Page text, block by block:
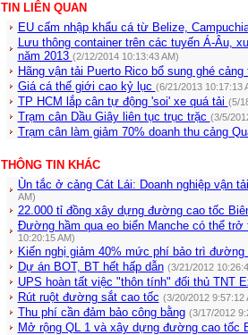
TIN LIÊN QUAN
EU cấm nhập khẩu cá từ Belize,
Lưu thông container trên các tuyến Á-Âu,
năm 2013 (2/12/2014 10:13:43 AM)
Hãng vận tải Puerto Rico bổ sung ghé
Giá cá thế giới cao kỷ lục (6/21/2013 10:17:13
TP HCM lắp cân tự động 'soi' xe quá tải (5/
Trạm cân Dầu Giây liên tục trục trặc (3/5/
Trạm cân làm giảm 70% doanh thu cảng
THÔNG TIN KHÁC
Ùn tắc ở cảng Cát Lái: Doanh nghiệp vận
AM)
22.000 tỉ đồng xây dựng đường cao tốc
Đường hầm qua eo biển Manche có thể trở
10:20:15 AM)
Kiến nghị giảm 40% mức phí bảo trì đường
Dự án BOT, BT hết hấp dẫn (3/21/2012
UPS hoàn tất việc "thôn tính" đối thủ TNT
Rút ruột đường sắt cao tốc (3/20/2012 9:57:12
Thu phí cần đảm bảo công bằng (3/17/2012
Mở rộng QL 1 và xây dựng đường cao tốc